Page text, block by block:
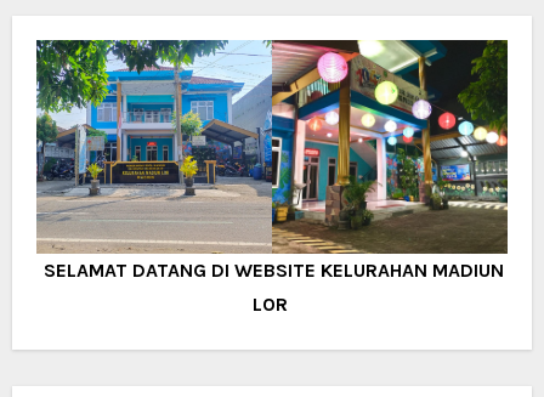
SELAMAT DATANG DI WEBSITE KELURAHAN MADIUN
LOR